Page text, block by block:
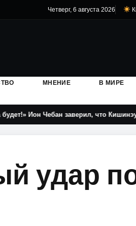
Четверг, 6 августа 2026
МНЕНИЕ В МИРЕ
Чебан заверил, что Кишинэу не
удар